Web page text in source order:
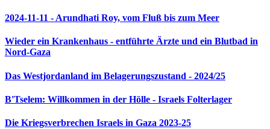
2024-11-11 - Arundhati Roy, vom Fluß bis zum Meer
Wieder ein Krankenhaus - entführte Ärzte und ein Blutbad in
Nord-Gaza
Das Westjordanland im Belagerungszustand - 2024/25
B'Tselem: Willkommen in der Hölle - Israels Folterlager
Die Kriegsverbrechen Israels in Gaza 2023-25